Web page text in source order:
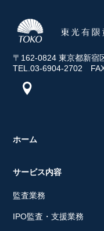
〒162-0824 東京都新宿
TEL.03-6904-2702
ホーム
サービス内容
監査業務
IPO監査・支援業務